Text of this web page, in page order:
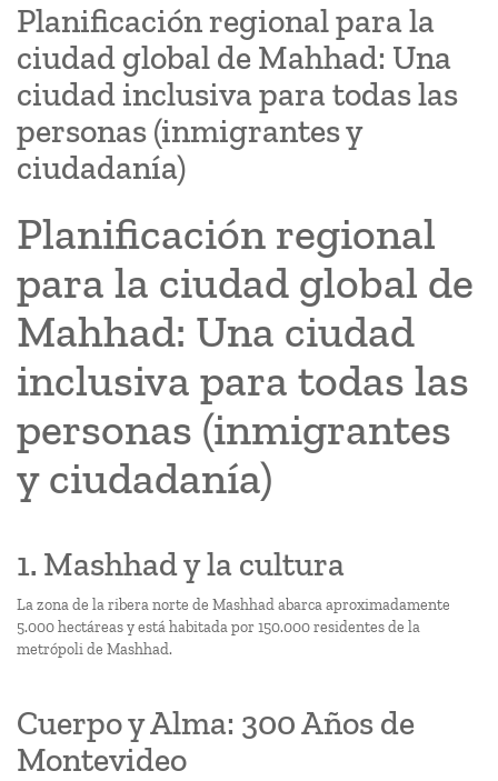
Planificación regional para la
ciudad global de Mahhad: Una
ciudad inclusiva para todas las
personas (inmigrantes y
ciudadanía)
Planificación regional
para la ciudad global de
Mahhad: Una ciudad
inclusiva para todas las
personas (inmigrantes
y ciudadanía)
1. Mashhad y la cultura
La zona de la ribera norte de Mashhad abarca aproximadamente
5.000 hectáreas y está habitada por 150.000 residentes de la
metrópoli de Mashhad.
Cuerpo y Alma: 300 Años de
Montevideo